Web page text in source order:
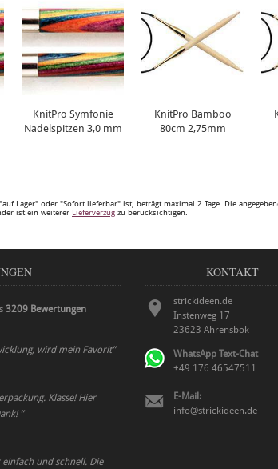
KnitPro Symfonie
Nadelspitzen 3,0 mm
KnitPro Bamboo
80cm 2,75mm
Lager" oder "Sofort lieferbar" ist, beträgt maximal 2 Tage. Die
ist ein weiterer Lieferverzug zu berücksichtigen.
3209 Bewertungen
wird mein Favorit”
Klasse! Hier
”
und schnell. Die
KONTAKT
strickideen.de
Instenweg 17
23623 Ahrensbök
WhatsApp Text-Chat
+49 176 46547511
E-Mail:
info@strickideen.de